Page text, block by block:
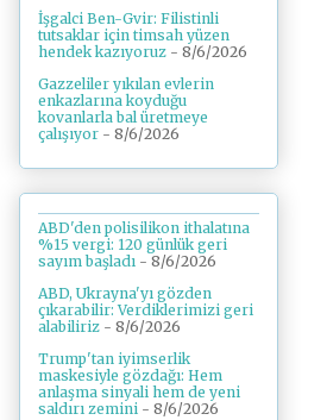
İşgalci Ben-Gvir: Filistinli
tutsaklar için timsah yüzen
hendek kazıyoruz - 8/6/2026
Gazzeliler yıkılan evlerin
enkazlarına koyduğu
kovanlarla bal üretmeye
çalışıyor - 8/6/2026
ABD'den polisilikon ithalatına
%15 vergi: 120 günlük geri
sayım başladı - 8/6/2026
ABD, Ukrayna'yı gözden
çıkarabilir: Verdiklerimizi geri
alabiliriz - 8/6/2026
Trump'tan iyimserlik
maskesiyle gözdağı: Hem
anlaşma sinyali hem de yeni
saldırı zemini - 8/6/2026